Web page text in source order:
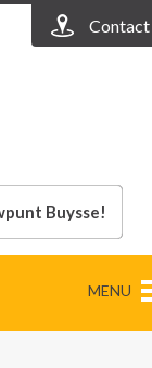
Contact
Buysse!
MENU